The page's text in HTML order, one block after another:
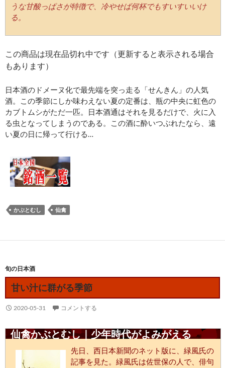
うな甘酸っぱさが特徴で、冷やせば何杯でもすいすいいけ
る。
この商品は現在品切れ中です（更新すると表示される場合
もあります）
日本酒のドメーヌ化で最先端を突っ走る「せんきん」の人気
酒。この季節にしか味わえない夏の定番は、瓶の中央に虹色の
カブトムシがただ一匹。日本酒通はそれを見るだけで、火に入
る虫となってしまうのである。この酒に酔いつぶれたなら、遠
い夏の日に帰って行ける…
かぶとむし 仙禽
旬の日本酒
甘い汁に群がる季節
2020-05-31 コメントする
仙禽かぶとむし｜少年時代がよみがえる
先日、西日本新聞のネット版に、緑風氏の
記事を見た。緑風氏は佐世保の人で、俳句